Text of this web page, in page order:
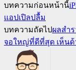
บทความก่อนหน้านี้
แอปเปิลปลื้ม
บทความถัดไปผลสำ
จอใหญ่ที่ดีที่สุด เห็นด้